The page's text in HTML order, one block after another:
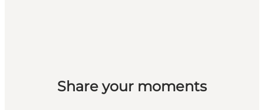
Share your moments